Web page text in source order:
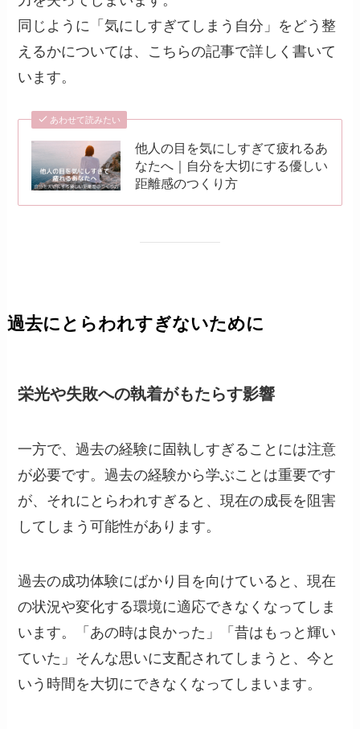
同じように「気にしすぎてしまう自分」をどう整
えるかについては、こちらの記事で詳しく書いて
います。
あわせて読みたい
他人の目を気にしすぎて疲れるあ
なたへ｜自分を大切にする優しい
距離感のつくり方
過去にとらわれすぎないために
栄光や失敗への執着がもたらす影響
一方で、過去の経験に固執しすぎることには注意
が必要です。過去の経験から学ぶことは重要です
が、それにとらわれすぎると、現在の成長を阻害
してしまう可能性があります。
過去の成功体験にばかり目を向けていると、現在
の状況や変化する環境に適応できなくなってしま
います。「あの時は良かった」「昔はもっと輝い
ていた」そんな思いに支配されてしまうと、今と
いう時間を大切にできなくなってしまいます。